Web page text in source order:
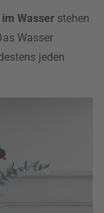
Wasser stehen
Wasser
jeden